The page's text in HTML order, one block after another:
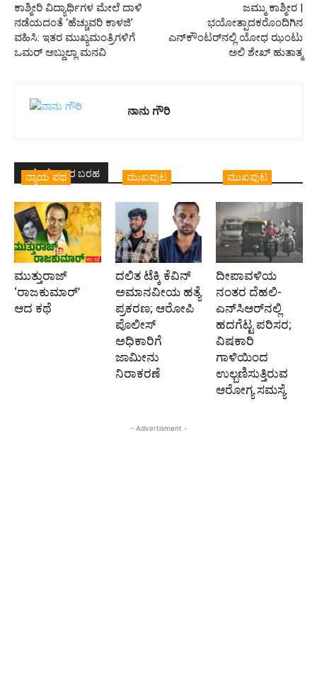
ಕಾಶ್ಮೀರಿ ವಿದ್ಯಾರ್ಥಿಗಳ ಮೇಲೆ ದಾಳಿ
ನಡೆಯದಂತೆ ‘ಹೆಚ್ಚುವರಿ ಕಾಳಜಿ’
ವಹಿಸಿ: ಇತರ ಮುಖ್ಯಮಂತ್ರಿಗಳಿಗೆ
ಒಮರ್ ಅಬ್ದುಲ್ಲಾ ಮನವಿ
ಜಮ್ಮು ಕಾಶ್ಮೀರ |
ಭಯೋತ್ಪಾದಕರೊಂದಿಗಿನ
ಎನ್‌ಕೌಂಟರ್‌ನಲ್ಲಿ ಯೋಧ ಝಂಟು
ಅಲಿ ಶೇಖ್ ಹುತಾತ್ಮ
ನಾನು ಗೌರಿ
ಇದೇ ಲೇಖಕರ ಬರಹ
ನ್ಯಾಯ ಪಥ
ಮುತ್ತುರಾಜ್
‘ರಾಜಕುಮಾರ್‍’
ಆದ ಕಥೆ
ಮುಖಪುಟ
ದಲಿತ ಟೆಕ್ಕಿ ಕೆವಿನ್
ಅಮಾನವೀಯ ಹತ್ಯೆ
ಪ್ರಕರಣ; ಆರೋಪಿ
ಪೊಲೀಸ್‌
ಅಧಿಕಾರಿಗೆ
ಜಾಮೀನು
ನಿರಾಕರಣೆ
ಮುಖಪುಟ
ದೀಪಾವಳಿಯ
ನಂತರ ದೆಹಲಿ-
ಎನ್‌ಸಿಆರ್‌ನಲ್ಲಿ
ಹದಗೆಟ್ಟ ಪರಿಸರ;
ವಿಷಕಾರಿ
ಗಾಳಿಯಿಂದ
ಉಲ್ಬಣಿಸುತ್ತಿರುವ
ಆರೋಗ್ಯ ಸಮಸ್ಯೆ
- Advertisment -